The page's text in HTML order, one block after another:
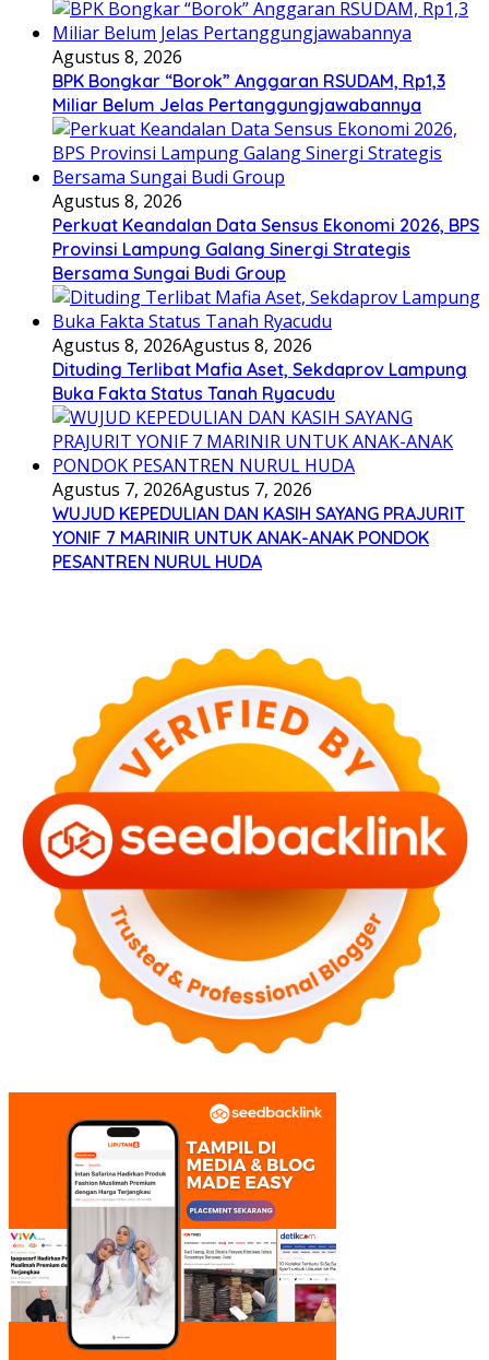
Agustus 8, 2026
BPK Bongkar “Borok” Anggaran RSUDAM, Rp1,3
Miliar Belum Jelas Pertanggungjawabannya
Agustus 8, 2026
Perkuat Keandalan Data Sensus Ekonomi 2026, BPS
Provinsi Lampung Galang Sinergi Strategis
Bersama Sungai Budi Group
Agustus 8, 2026Agustus 8, 2026
Dituding Terlibat Mafia Aset, Sekdaprov Lampung
Buka Fakta Status Tanah Ryacudu
Agustus 7, 2026Agustus 7, 2026
WUJUD KEPEDULIAN DAN KASIH SAYANG PRAJURIT
YONIF 7 MARINIR UNTUK ANAK-ANAK PONDOK
PESANTREN NURUL HUDA